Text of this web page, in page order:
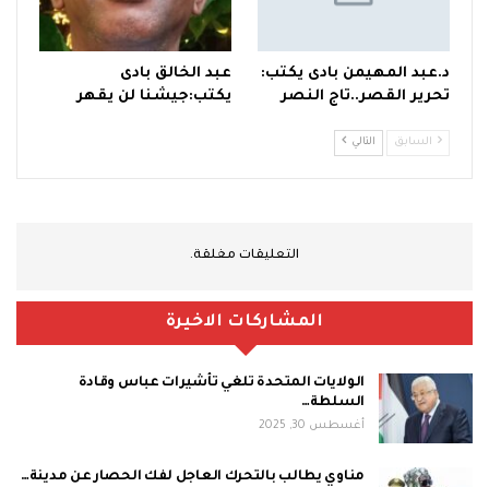
د.عبد المهيمن بادى يكتب:
تحرير القصر..تاج النصر
عبد الخالق بادى
يكتب:جيشنا لن يقهر
السابق التالي
التعليقات مغلقة.
المشاركات الاخيرة
الولايات المتحدة تلغي تأشيرات عباس وقادة
السلطة…
أغسطس 30, 2025
مناوي يطالب بالتحرك العاجل لفك الحصار عن مدينة…